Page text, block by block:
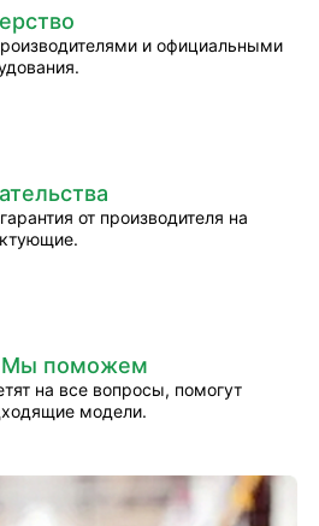
и официальными
от производителя на
Мы поможем
на все вопросы, помогут
модели.